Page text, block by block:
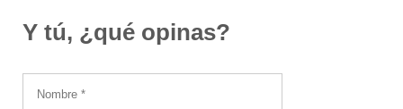
Y tú, ¿qué opinas?